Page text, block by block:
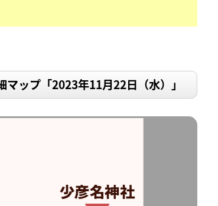
ップ「2023年11月22日（水）」